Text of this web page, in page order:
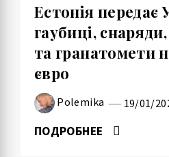
Естонія передає
гаубиці,
та гранатомети
євро
Polemika 19/01/
ПОДРОБНЕЕ